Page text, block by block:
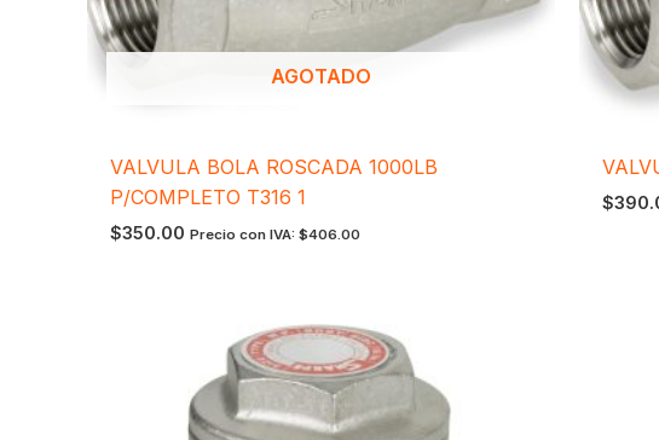
AGOTADO
VALVULA BOLA ROSCADA 1000LB
P/COMPLETO T316 1
$350.00 Precio con IVA:$406.00
$